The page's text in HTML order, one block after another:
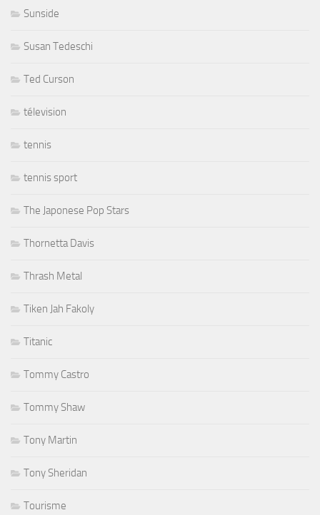
Sunside
Susan Tedeschi
Ted Curson
télevision
tennis
tennis sport
The Japonese Pop Stars
Thornetta Davis
Thrash Metal
Tiken Jah Fakoly
Titanic
Tommy Castro
Tommy Shaw
Tony Martin
Tony Sheridan
Tourisme